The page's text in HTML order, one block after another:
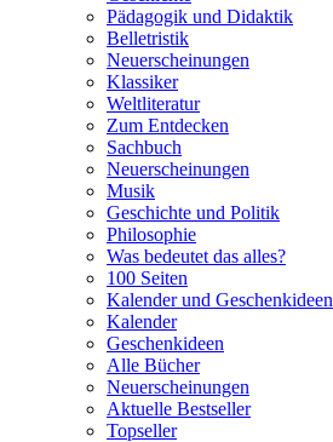
Pädagogik und Didaktik
Belletristik
Neuerscheinungen
Klassiker
Weltliteratur
Zum Entdecken
Sachbuch
Neuerscheinungen
Musik
Geschichte und Politik
Philosophie
Was bedeutet das alles?
100 Seiten
Kalender und Geschenkideen
Kalender
Geschenkideen
Alle Bücher
Neuerscheinungen
Aktuelle Bestseller
Topseller